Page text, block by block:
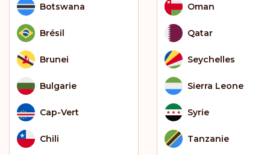
Botswana
Brésil
Brunei
Bulgarie
Cap-Vert
Chili
Oman
Qatar
Seychelles
Sierra Leone
Syrie
Tanzanie